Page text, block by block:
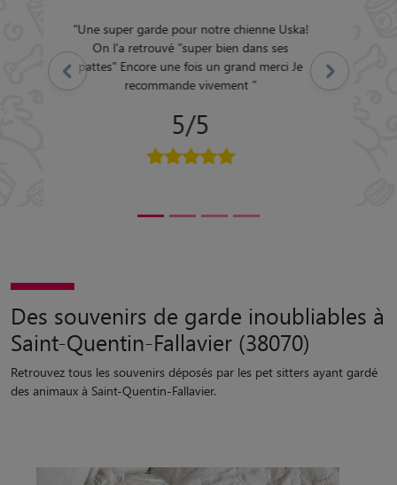
"Très bonne communication, bon contact
avec notre chat. Meyllissa a su s'adapter à
nos demandes en terme d'horaire et de
soins du chat. Nous la recommandons
5/5
Précédent Suivant
Des souvenirs de garde inoubliables à
Saint-Quentin-Fallavier (38070)
Retrouvez tous les souvenirs déposés par les pet sitters ayant gardé
des animaux à Saint-Quentin-Fallavier.